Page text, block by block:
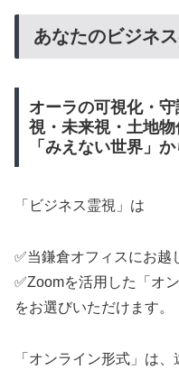
あなたのビジネ
オーラの可視化・
視・未来視・土地
「みえない世界」
「ビジネス霊視」は
✅当鎌倉オフィスにお越
✅Zoomを活用した「オ
をお選びいただけます。
「オンライン形式」は